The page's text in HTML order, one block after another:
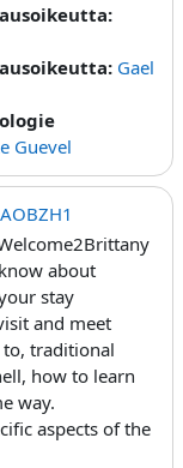
Gael
Guevel
about
stay
and meet
to, traditional
how to learn
way.
aspects of the